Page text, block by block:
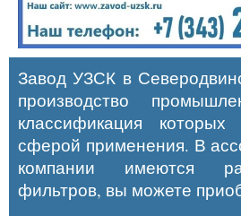
Завод УЗСК в
производство
классификация
сферой применения. В
компании имеются
фильтров, вы можете